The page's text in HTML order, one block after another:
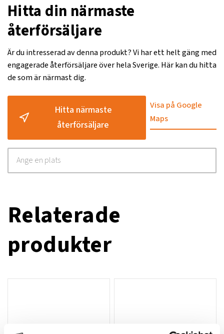
Hitta din närmaste
återförsäljare
Är du intresserad av denna produkt? Vi har ett helt gäng med
engagerade återförsäljare över hela Sverige. Här kan du hitta
de som är närmast dig.
Hitta närmaste
återförsäljare
Visa på Google
Maps
Relaterade
produkter